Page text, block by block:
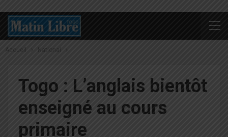
Accueil National
Togo : L’anglais bientôt
enseigné au cours
primaire